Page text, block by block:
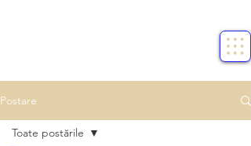
Postare
Toate postările